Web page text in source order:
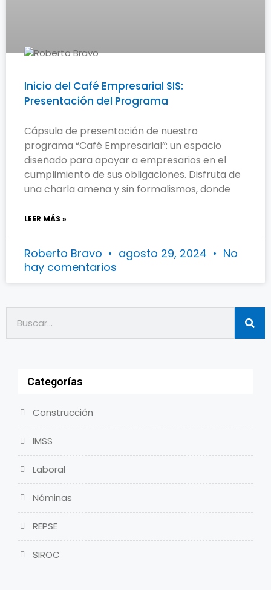
Inicio del Café Empresarial SIS:
Presentación del Programa
Cápsula de presentación de nuestro
programa “Café Empresarial”: un espacio
diseñado para apoyar a empresarios en el
cumplimiento de sus obligaciones. Disfruta de
una charla amena y sin formalismos, donde
LEER MÁS »
Roberto Bravo agosto 29, 2024
No
hay comentarios
Categorías
Construcción
IMSS
Laboral
Nóminas
REPSE
SIROC